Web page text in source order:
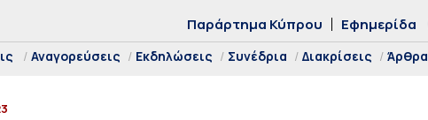
Παράρτημα Κύπρου Εφημερίδα
Αναγορεύσεις Εκδηλώσεις Συνέδρια Διακρίσεις Άρθρα